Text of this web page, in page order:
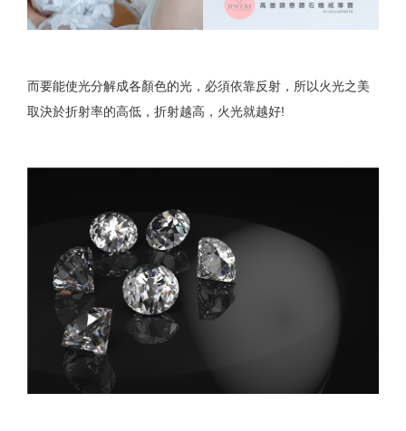
而要能使光分解成各顏色的光，必須依靠反射，所以火光之美
取決於折射率的高低，折射越高，火光就越好!